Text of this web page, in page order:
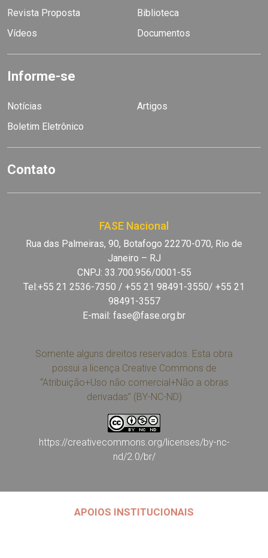
Revista Proposta
Biblioteca
Vídeos
Documentos
Informe-se
Notícias
Artigos
Boletim Eletrônico
Contato
FASE Nacional
Rua das Palmeiras, 90, Botafogo 22270-070, Rio de
Janeiro – RJ
CNPJ: 33.700.956/0001-55
Tel:+55 21 2536-7350 / +55 21 98491-3550/ +55 21
98491-3557
E-mail: fase@fase.org.br
Somente alguns direitos reservados. Esta obra
possui a licença Creative Commons de
“Atribuição+Uso não comercial+Não a obras
derivadas” (BY-NC-ND)
https://creativecommons.org/licenses/by-nc-
nd/2.0/br/
APOIOS INSTITUCIONAIS